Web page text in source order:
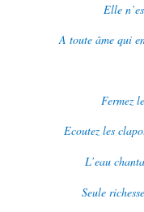
Elle
A toute âme qui
Fermez
Ecoutez les
L’eau
Seule